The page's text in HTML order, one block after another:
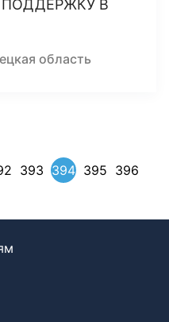
В
область
393 394 395 396